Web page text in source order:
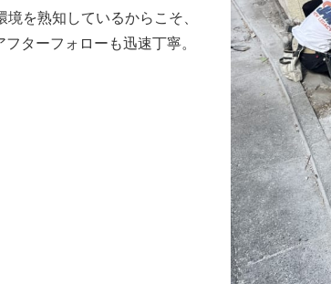
を熟知しているからこそ、
ターフォローも迅速丁寧。